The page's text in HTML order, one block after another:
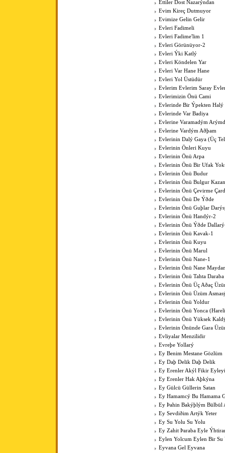
Ettiler Dost Nazarýndan
Evim Kireç Dutmuyor
Evimize Gelin Gelir
Evleri Fadimeli
Evleri Fadime'lim 1
Evleri Görünüyor-2
Evleri Ýki Katlý
Evleri Köndelen Yar
Evleri Var Hane Hane
Evleri Yol Üstüdür
Evlerim Evlerim Saray
Evlerimizin Önü Cami
Evlerinde Bir Ýpekten Halý
Evlerinde Var Badiya
Evlerine Varamadým
Evlerine Vardým Aðþam
Evlerinin Dalý Gaya (Üç
Evlerinin Önleri Kuyu
Evlerinin Önü Arpa
Evlerinin Önü Bir Ufak
Evlerinin Önü Budur
Evlerinin Önü Bulgur
Evlerinin Önü Çevirme
Evlerinin Önü De Ýðde
Evlerinin Önü Guþlar
Evlerinin Önü Handýr-2
Evlerinin Önü Ýðde
Evlerinin Önü Kavak-1
Evlerinin Önü Kuyu
Evlerinin Önü Marul
Evlerinin Önü Nane-1
Evlerinin Önü Nane
Evlerinin Önü Tahta Daraba
Evlerinin Önü Üç Aðaç
Evlerinin Önü Üzüm
Evlerinin Önü Yoldur
Evlerinin Önü Yonca
Evlerinin Önü Yüksek
Evlerinin Önünde Gara
Evliyalar Menzilidir
Evreþe Yollarý
Ey Benim Mestane Gözlüm
Ey Daþ Delik Daþ Delik
Ey Erenler Akýl Fikir
Ey Erenler Hak Aþkýna
Ey Gülcü Güllerin Satan
Ey Hamamcý Bu Hamama
Ey Þahin Bakýþlým Bülbül
Ey Sevdiðim Artýk Yeter
Ey Su Yolu Su Yolu
Ey Zahit Þaraba Eyle
Eylen Yolcum Eylen Bir Su
Eyvana Gel Eyvana